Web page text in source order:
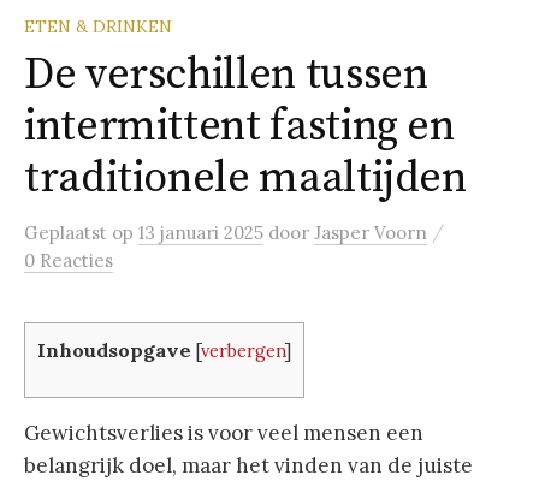
ETEN & DRINKEN
De verschillen tussen
intermittent fasting en
traditionele maaltijden
Geplaatst op 13 januari 2025 door Jasper Voorn /
0 Reacties
Inhoudsopgave [verbergen]
Gewichtsverlies is voor veel mensen een
belangrijk doel, maar het vinden van de juiste